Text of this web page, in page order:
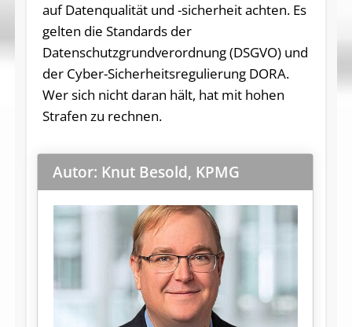
auf Datenqualität und -sicherheit achten. Es
gelten die Standards der
Datenschutzgrundverordnung (DSGVO) und
der Cyber-Sicherheitsregulierung DORA.
Wer sich nicht daran hält, hat mit hohen
Strafen zu rechnen.
Autor: Knut Besold, KPMG